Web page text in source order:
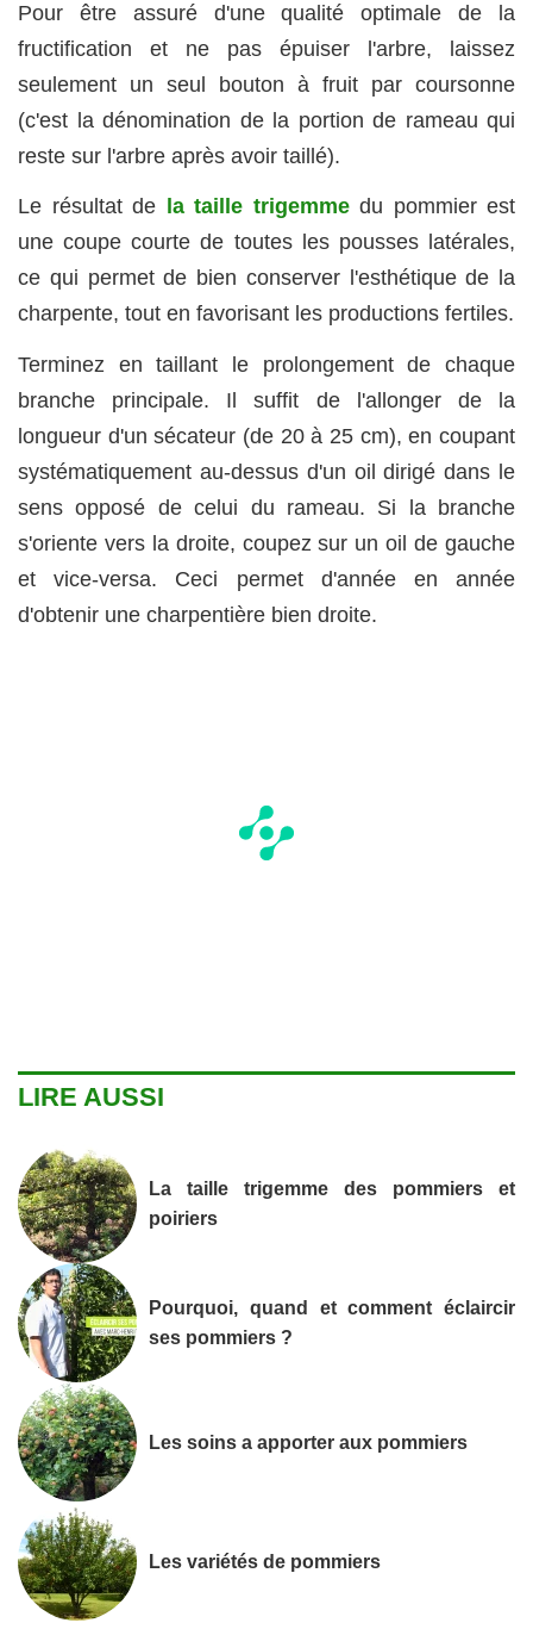
Pour être assuré d'une qualité optimale de la
fructification et ne pas épuiser l'arbre, laissez
seulement un seul bouton à fruit par coursonne
(c'est la dénomination de la portion de rameau qui
reste sur l'arbre après avoir taillé).
Le résultat de la taille trigemmedu pommier est
une coupe courte de toutes les pousses latérales,
ce qui permet de bien conserver l'esthétique de la
charpente, tout en favorisant les productions fertiles.
Terminez en taillant le prolongement de chaque
branche principale. Il suffit de l'allonger de la
longueur d'un sécateur (de 20 à 25 cm), en coupant
systématiquement au-dessus d'un oil dirigé dans le
sens opposé de celui du rameau. Si la branche
s'oriente vers la droite, coupez sur un oil de gauche
et vice-versa. Ceci permet d'année en année
d'obtenir une charpentière bien droite.
LIRE AUSSI
La taille trigemme des pommiers et
poiriers
Pourquoi, quand et comment éclaircir
ses pommiers ?
Les soins a apporter aux pommiers
Les variétés de pommiers